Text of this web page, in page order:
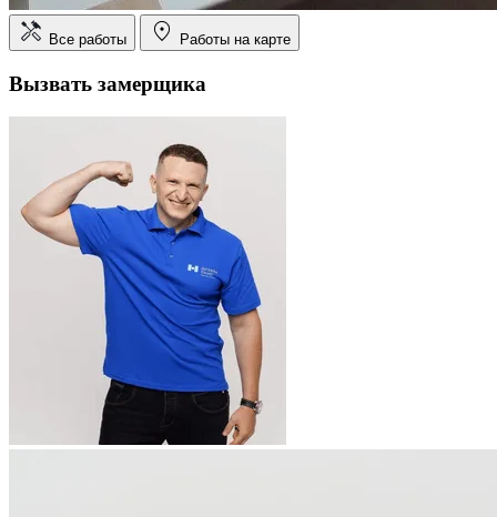
Все работы Работы на карте
Вызвать замерщика